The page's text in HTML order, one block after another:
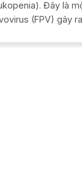
Đây là
(FPV) gây